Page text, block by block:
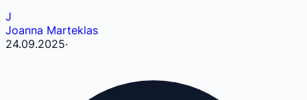
J
Joanna Marteklas
24.09.2025·